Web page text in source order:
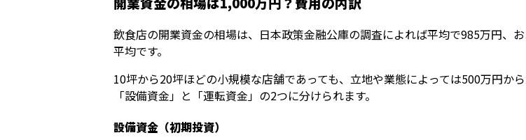
飲食店の開業資金の相場は、日本政策金融公庫の調査によれば平均で985万円、
平均です。
10坪から20坪ほどの小規模な店舗であっても、立地や業態によっては500万円か
「設備資金」と「運転資金」の2つに分けられます。
設備資金（初期投資）